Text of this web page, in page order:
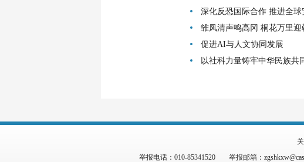
深化反恐国际合作 推进全球
雏凤清声鸣高冈 桐花万里迎
促进AI与人文协同发展
以社科力量铸牢中华民族共
举报电话：010-85341520
举报邮箱：